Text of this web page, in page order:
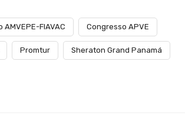
AMVEPE-FIAVAC Congresso APVE
Promtur Sheraton Grand Panamá